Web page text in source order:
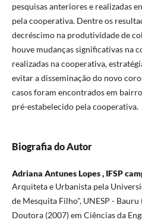
pesquisas anteriores e realizadas
pela cooperativa. Dentre os
decréscimo na produtividade de
houve mudanças significativas na
realizadas na cooperativa,
evitar a disseminação do novo
casos foram encontrados em
pré-estabelecido pela cooperativa.
Biografia do Autor
Adriana Antunes Lopes , IFSP
Arquiteta e Urbanista pela
de Mesquita Filho", UNESP -
Doutora (2007) em Ciências da